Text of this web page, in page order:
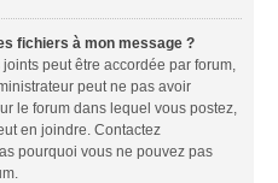
fichiers à mon message ?
peut être accordée par forum,
peut ne pas avoir
le forum dans lequel vous postez,
en joindre. Contactez
pourquoi vous ne pouvez pas